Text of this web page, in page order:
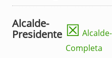
Alcalde-
Presidente ☒
Completa